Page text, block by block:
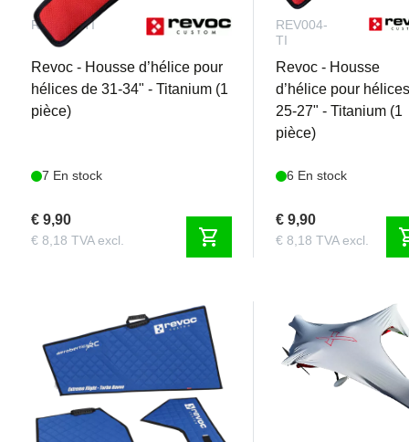
REV075-TI
Revoc - Housse d’hélice pour
hélices de 31-34" - Titanium (1
pièce)
7 En stock
€ 9,90
€ 8,18 TVA excl. shopping_cart
REV004-
TI
Revoc - Housse
d’hélice pour
25-27" - Titanium (1
pièce)
6 En stock
€ 9,90
€ 8,18 TVA excl.